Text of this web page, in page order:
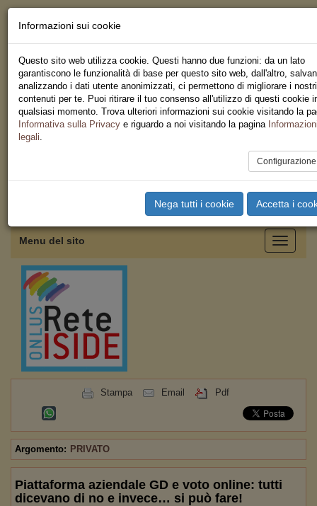
Servizi
Iscriviti
Ricerca
Area Stampa
Privacy
Federazione Regionale USB
Toggle
Menu del sito
Stampa Email Pdf
Argomento: PRIVATO
Piattaforma aziendale GD e voto online: tutti
dicevano di no e invece… si può fare!
Informazioni sui cookie
Questo sito web utilizza cookie. Questi hanno due funzioni: da un lato
garantiscono le funzionalità di base per questo sito web, dall'altro,
analizzando i dati utente anonimizzati, ci permettono di migliorare i nostri
contenuti per te. Puoi ritirare il tuo consenso all'utilizzo di questi cookie
qualsiasi momento. Trova ulteriori informazioni sui cookie visitando la
Informativa sulla Privacy e riguardo a noi visitando la pagina
legali.
Nega tutti i cookie Accetta i